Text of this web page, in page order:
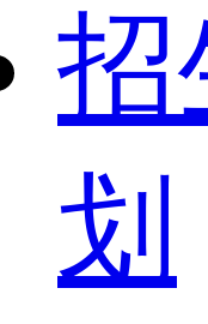
招
划